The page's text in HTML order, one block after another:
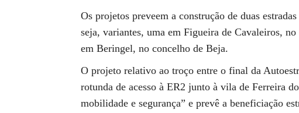
Os projetos preveem a construção de duas
seja, variantes, uma em Figueira de Cavaleiros,
em Beringel, no concelho de Beja.
O projeto relativo ao troço entre o final da
rotunda de acesso à ER2 junto à vila de Ferreira
mobilidade e segurança” e prevê a beneficiação